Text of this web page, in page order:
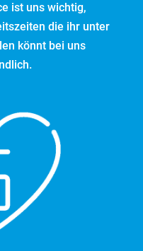
ist uns wichtig,
die ihr unter
könnt bei uns